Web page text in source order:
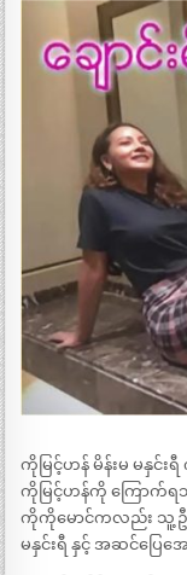
ကိုမြင့်ဟန် မိန်းမ မနှင်
ကိုမြင့်ဟန်ကို ကြော
ကိုကိုမောင်ကလည်း သူ့ဦး
မနှင်းရီ နှင့် အဆင်ပြေ